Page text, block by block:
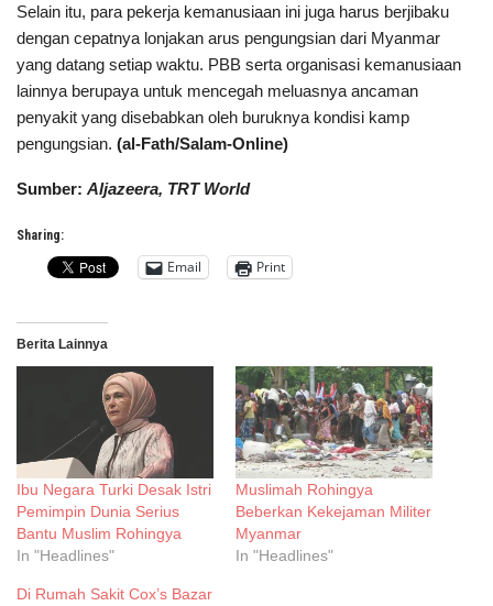
Selain itu, para pekerja kemanusiaan ini juga harus berjibaku
dengan cepatnya lonjakan arus pengungsian dari Myanmar
yang datang setiap waktu. PBB serta organisasi kemanusiaan
lainnya berupaya untuk mencegah meluasnya ancaman
penyakit yang disebabkan oleh buruknya kondisi kamp
pengungsian. (al-Fath/Salam-Online)
Sumber: Aljazeera, TRT World
Sharing:
Email Print
Berita Lainnya
Ibu Negara Turki Desak Istri
Pemimpin Dunia Serius
Bantu Muslim Rohingya
In "Headlines"
Muslimah Rohingya
Beberkan Kekejaman Militer
Myanmar
In "Headlines"
Di Rumah Sakit Cox’s Bazar